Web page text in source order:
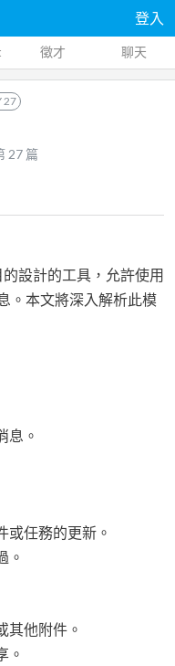
登入
徵才 聊天
27
27 篇
設計的工具，允許使用
。本文將深入解析此模
息。
或任務的更新。
。
其他附件。
。